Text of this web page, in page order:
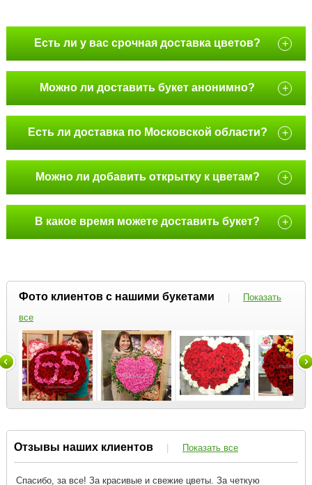
Есть ли у вас срочная доставка цветов? +
Можно ли доставить букет анонимно? +
Есть ли доставка по Московской области? +
Можно ли добавить открытку к цветам? +
В какое время можете доставить букет? +
Фото клиентов с нашими букетами |
Показать
все
Отзывы наших клиентов | Показать все
Спасибо, за все! За красивые и свежие цветы. За четкую